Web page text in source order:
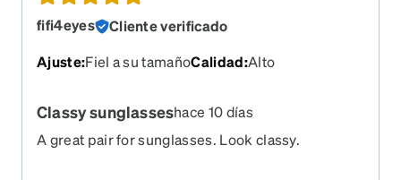
fifi4eyes
Cliente verificado
Ajuste:Fiel a su tamañoCalidad:Alto
Classy sunglasseshace 10 días
A great pair for sunglasses. Look classy.